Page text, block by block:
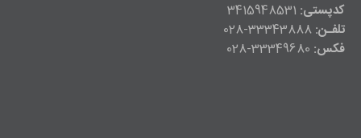
کدپستی:
تلفـن:
فکس: